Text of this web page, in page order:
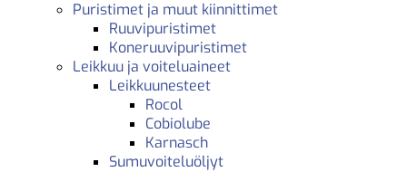
Puristimet ja muut kiinnittimet
Ruuvipuristimet
Koneruuvipuristimet
Leikkuu ja voiteluaineet
Leikkuunesteet
Rocol
Cobiolube
Karnasch
Sumuvoiteluöljyt